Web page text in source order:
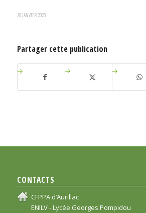
20 JANVIER 2023
Partager cette publication
CONTACTS
CFPPA d’Aurillac
ENILV - Lycée Georges Pompidou